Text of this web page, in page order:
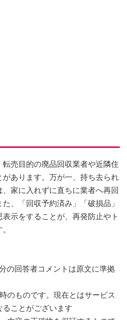
売目的の廃品回収業者や近隣住
あります。万が一、持ち去られ
家に入れずに直ちに業者へ再回
、「回収予約済み」「破損品」
示をすることが、再発防止やト
の回答者コメントは原文に準拠
のものです。現在とはサービス
ことがございます